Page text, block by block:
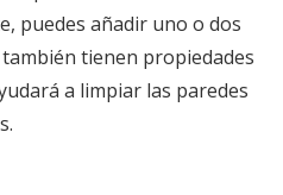
puedes añadir uno o dos
tienen propiedades
a limpiar las paredes